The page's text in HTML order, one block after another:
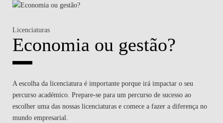
Licenciaturas
Economia ou gestão?
A escolha da licenciatura é importante porque irá impactar o seu
percurso académico. Prepare-se para um percurso de sucesso ao
escolher uma das nossas licenciaturas e comece a fazer a diferença no
mundo empresarial.